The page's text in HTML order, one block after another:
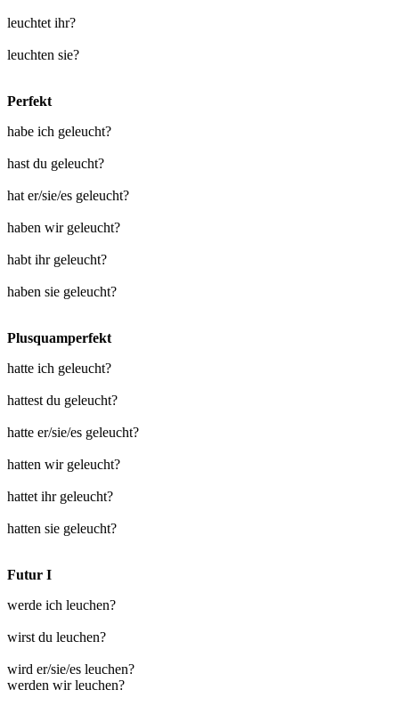
leuchtet ihr?
leuchten sie?
Perfekt
habe ich geleucht?
hast du geleucht?
hat er/sie/es geleucht?
haben wir geleucht?
habt ihr geleucht?
haben sie geleucht?
Plusquamperfekt
hatte ich geleucht?
hattest du geleucht?
hatte er/sie/es geleucht?
hatten wir geleucht?
hattet ihr geleucht?
hatten sie geleucht?
Futur I
werde ich leuchen?
wirst du leuchen?
wird er/sie/es leuchen?
werden wir leuchen?